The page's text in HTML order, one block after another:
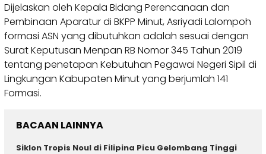
Dijelaskan oleh Kepala Bidang Perencanaan dan
Pembinaan Aparatur di BKPP Minut, Asriyadi Lalompoh
formasi ASN yang dibutuhkan adalah sesuai dengan
Surat Keputusan Menpan RB Nomor 345 Tahun 2019
tentang penetapan Kebutuhan Pegawai Negeri Sipil di
Lingkungan Kabupaten Minut yang berjumlah 141
Formasi.
BACAAN LAINNYA
Siklon Tropis Noul di Filipina Picu Gelombang Tinggi